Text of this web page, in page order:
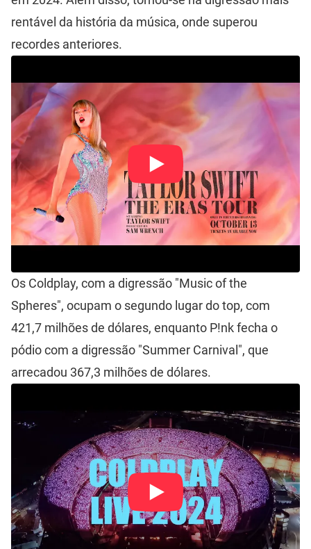
rentável da história da música, onde superou
recordes anteriores.
Os Coldplay, com a digressão "Music of the
Spheres", ocupam o segundo lugar do top, com
421,7 milhões de dólares, enquanto P!nk fecha o
pódio com a digressão "Summer Carnival", que
arrecadou 367,3 milhões de dólares.